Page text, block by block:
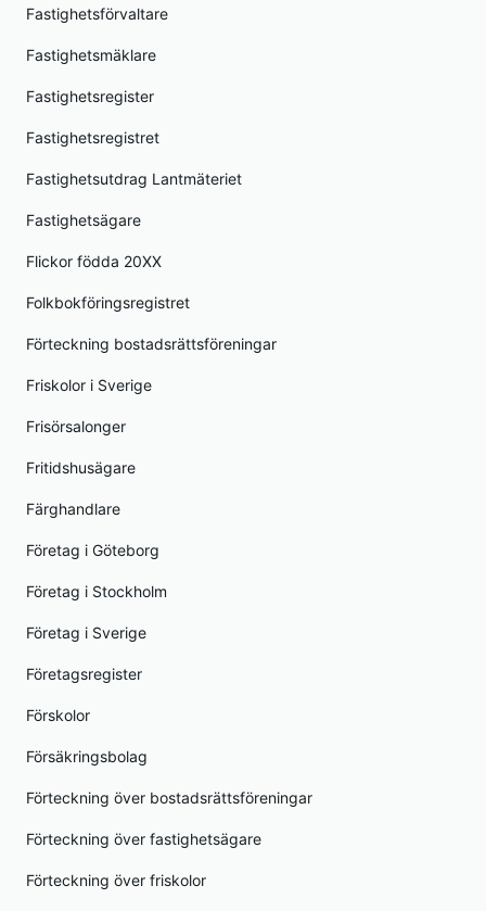
Fastighetsförvaltare
Fastighetsmäklare
Fastighetsregister
Fastighetsregistret
Fastighetsutdrag Lantmäteriet
Fastighetsägare
Flickor födda 20XX
Folkbokföringsregistret
Förteckning bostadsrättsföreningar
Friskolor i Sverige
Frisörsalonger
Fritidshusägare
Färghandlare
Företag i Göteborg
Företag i Stockholm
Företag i Sverige
Företagsregister
Förskolor
Försäkringsbolag
Förteckning över bostadsrättsföreningar
Förteckning över fastighetsägare
Förteckning över friskolor